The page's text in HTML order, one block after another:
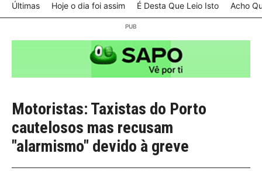
Últimas Hoje o dia foi assim É Desta Que Leio Isto Acho
Motoristas: Taxistas do Porto
cautelosos mas recusam
"alarmismo" devido à greve